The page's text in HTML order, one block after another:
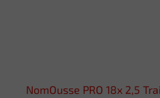
NomOusse PRO 18x 2,5